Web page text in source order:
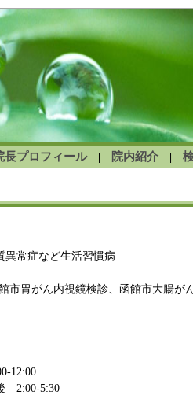
長プロフィール| 院内紹介
異常症など生活習慣病
市胃がん内視鏡検診、函館市大腸が
12:00
2:00-5:30